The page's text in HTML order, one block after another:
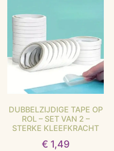
DUBBELZIJDIGE TAPE OP
ROL – SET VAN 2 –
STERKE KLEEFKRACHT
€ 1,49